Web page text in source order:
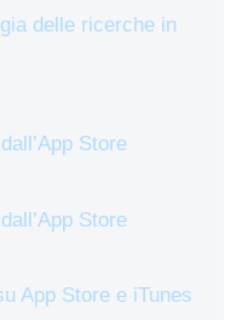
delle ricerche in
Store
Store
App Store e iTunes